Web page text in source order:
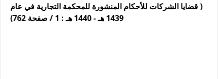
( قضايا الشركات للأحكام المنشورة للمحكمة التجارية في عام
1439 هـ - 1440 هـ : 1 / صفحة 762)